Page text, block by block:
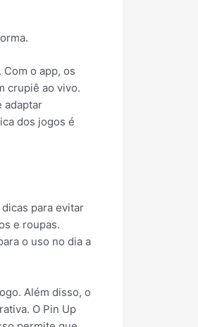
o app, os
crupiê ao vivo.
adaptar
dos jogos é
para evitar
e roupas.
o uso no dia a
Além disso, o
O Pin Up